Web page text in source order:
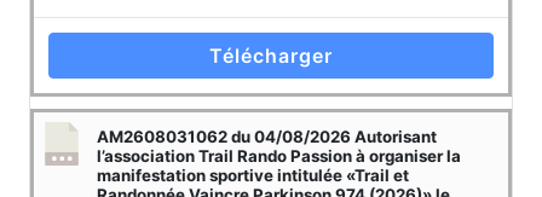
Télécharger
AM2608031062 du 04/08/2026 Autorisant
l’association Trail Rando Passion à organiser la
manifestation sportive intitulée «Trail et